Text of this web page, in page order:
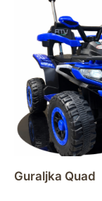
Guraljka Quad